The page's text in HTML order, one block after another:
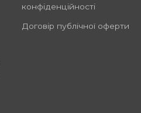
конфіденційності
Договір публічної оферти